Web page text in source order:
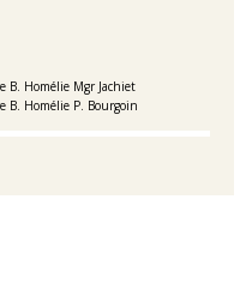
Homélie Mgr Jachiet
Homélie P. Bourgoin